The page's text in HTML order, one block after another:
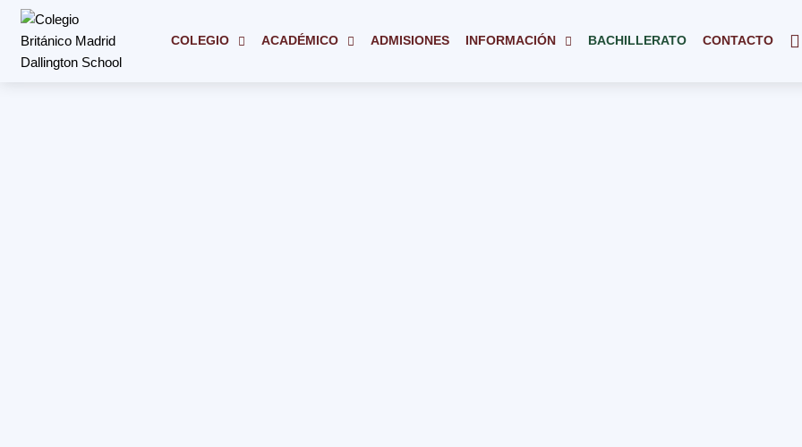
COLEGIO ACADÉMICO ADMISIONES INFORMACIÓN BACHILLERATO CONTACTO